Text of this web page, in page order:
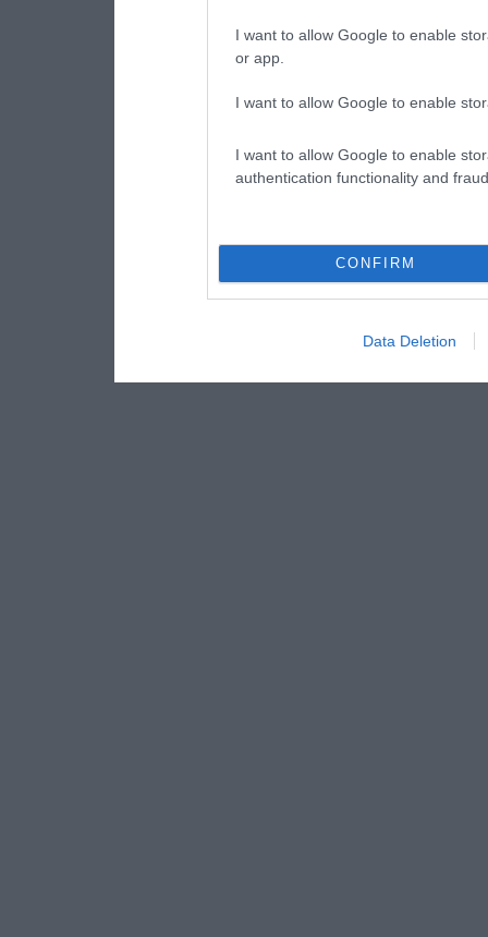
I want to allow Google to enable
or app.
I want to allow Google to enable
I want to allow Google to enable
authentication functionality and
CONFIRM
Data Deletion